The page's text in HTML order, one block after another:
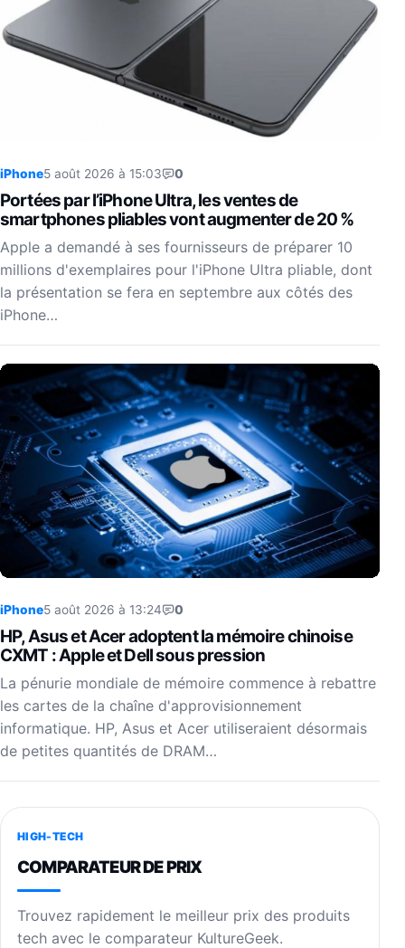
iPhone5 août 2026 à 15:03 0
Portées par l’iPhone Ultra, les ventes de
smartphones pliables vont augmenter de 20 %
Apple a demandé à ses fournisseurs de préparer 10
millions d'exemplaires pour l'iPhone Ultra pliable, dont
la présentation se fera en septembre aux côtés des
iPhone…
iPhone5 août 2026 à 13:24 0
HP, Asus et Acer adoptent la mémoire chinoise
CXMT : Apple et Dell sous pression
La pénurie mondiale de mémoire commence à rebattre
les cartes de la chaîne d'approvisionnement
informatique. HP, Asus et Acer utiliseraient désormais
de petites quantités de DRAM…
HIGH-TECH
COMPARATEUR DE PRIX
Trouvez rapidement le meilleur prix des produits
tech avec le comparateur KultureGeek.